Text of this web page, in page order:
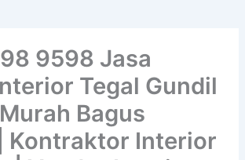
9598 Jasa
Tegal Gundil
Bagus
Kontraktor Interior